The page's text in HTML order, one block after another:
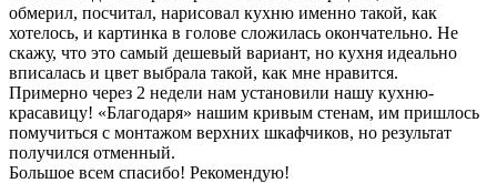
обмерил, посчитал, нарисовал кухню именно такой, как
хотелось, и картинка в голове сложилась окончательно. Не
скажу, что это самый дешевый вариант, но кухня идеально
вписалась и цвет выбрала такой, как мне нравится.
Примерно через 2 недели нам установили нашу кухню-
красавицу! «Благодаря» нашим кривым стенам, им пришлось
помучиться с монтажом верхних шкафчиков, но результат
получился отменный.
Большое всем спасибо! Рекомендую!